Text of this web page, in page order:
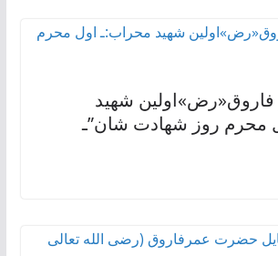
شهید
محرم روز شهادت شان”ـ